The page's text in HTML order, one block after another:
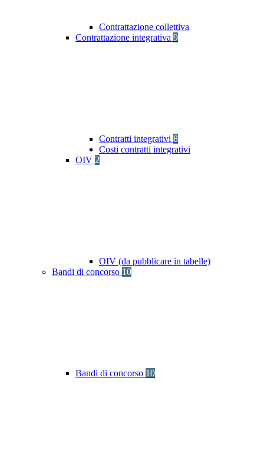
Contrattazione collettiva
Contrattazione integrativa 9
Contratti integrativi 8
Costi contratti integrativi
OIV 2
OIV (da pubblicare in tabelle)
Bandi di concorso 10
Bandi di concorso 10